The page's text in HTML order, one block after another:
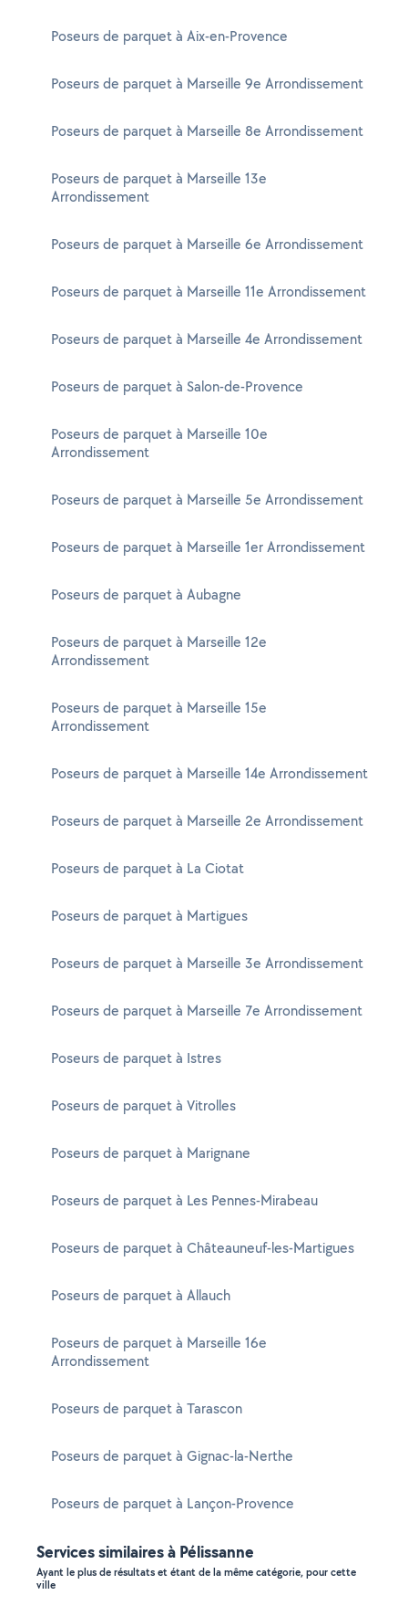
Poseurs de parquet à Aix-en-Provence
Poseurs de parquet à Marseille 9e Arrondissement
Poseurs de parquet à Marseille 8e Arrondissement
Poseurs de parquet à Marseille 13e
Arrondissement
Poseurs de parquet à Marseille 6e Arrondissement
Poseurs de parquet à Marseille 11e Arrondissement
Poseurs de parquet à Marseille 4e Arrondissement
Poseurs de parquet à Salon-de-Provence
Poseurs de parquet à Marseille 10e
Arrondissement
Poseurs de parquet à Marseille 5e Arrondissement
Poseurs de parquet à Marseille 1er Arrondissement
Poseurs de parquet à Aubagne
Poseurs de parquet à Marseille 12e
Arrondissement
Poseurs de parquet à Marseille 15e
Arrondissement
Poseurs de parquet à Marseille 14e Arrondissement
Poseurs de parquet à Marseille 2e Arrondissement
Poseurs de parquet à La Ciotat
Poseurs de parquet à Martigues
Poseurs de parquet à Marseille 3e Arrondissement
Poseurs de parquet à Marseille 7e Arrondissement
Poseurs de parquet à Istres
Poseurs de parquet à Vitrolles
Poseurs de parquet à Marignane
Poseurs de parquet à Les Pennes-Mirabeau
Poseurs de parquet à Châteauneuf-les-Martigues
Poseurs de parquet à Allauch
Poseurs de parquet à Marseille 16e
Arrondissement
Poseurs de parquet à Tarascon
Poseurs de parquet à Gignac-la-Nerthe
Poseurs de parquet à Lançon-Provence
Services similaires à Pélissanne
Ayant le plus de résultats et étant de la même catégorie, pour cette
ville